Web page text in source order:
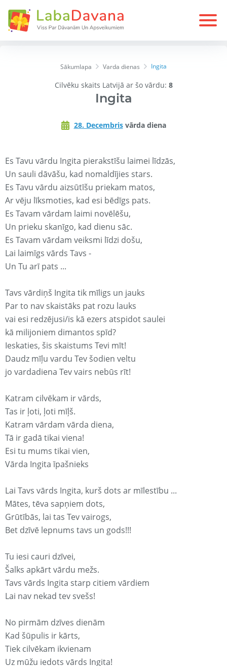
Sākumlapa Varda dienas Ingita
Cilvēku skaits Latvijā ar šo vārdu: 8
Ingita
28. Decembrisvārda diena
Es Tavu vārdu Ingita pierakstīšu laimei līdzās,
Un sauli dāvāšu, kad nomaldījies stars.
Es Tavu vārdu aizsūtīšu priekam matos,
Ar vēju līksmoties, kad esi bēdīgs pats.
Es Tavam vārdam laimi novēlēšu,
Un prieku skanīgo, kad dienu sāc.
Es Tavam vārdam veiksmi līdzi došu,
Lai laimīgs vārds Tavs -
Un Tu arī pats ...
Tavs vārdiņš Ingita tik mīligs un jauks
Par to nav skaistāks pat rozu lauks
vai esi redzējusi/is kā ezers atspidot saulei
kā milijoniem dimantos spīd?
Ieskaties, šis skaistums Tevi mīt!
Daudz mīļu vardu Tev šodien veltu
jo vardadiena Tev vairs nebūs rīt!
Katram cilvēkam ir vārds,
Tas ir ļoti, ļoti mīļš.
Katram vārdam vārda diena,
Tā ir gadā tikai viena!
Esi tu mums tikai vien,
Vārda Ingita īpašnieks
Lai Tavs vārds Ingita, kurš dots ar mīlestību ...
Mātes, tēva sapņiem dots,
Grūtībās, lai tas Tev vairogs,
Bet dzīvē lepnums tavs un gods!!!
Tu iesi cauri dzīvei,
Šalks apkārt vārdu mežs.
Tavs vārds Ingita starp citiem vārdiem
Lai nav nekad tev svešs!
No pirmām dzīves dienām
Kad šūpulis ir kārts,
Tiek cilvēkam ikvienam
Uz mūžu iedots vārds Ingita!